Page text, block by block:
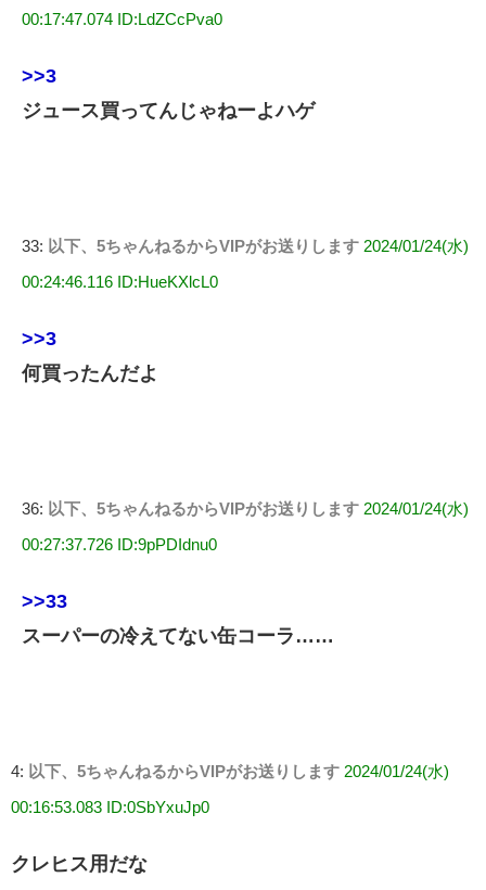
00:17:47.074 ID:LdZCcPva0
>>3
ジュース買ってんじゃねーよハゲ
33: 以下、5ちゃんねるからVIPがお送りします 2024/01/24(水)
00:24:46.116 ID:HueKXlcL0
>>3
何買ったんだよ
36: 以下、5ちゃんねるからVIPがお送りします 2024/01/24(水)
00:27:37.726 ID:9pPDIdnu0
>>33
スーパーの冷えてない缶コーラ……
4: 以下、5ちゃんねるからVIPがお送りします 2024/01/24(水)
00:16:53.083 ID:0SbYxuJp0
クレヒス用だな